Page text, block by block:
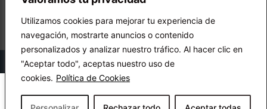
Utilizamos cookies para mejorar tu experiencia de
navegación, mostrarte anuncios o contenido
personalizados y analizar nuestro tráfico. Al hacer clic en
"Aceptar todo", aceptas nuestro uso de
cookies. Política de Cookies
© Copyright Ecuador Chequea 2025.